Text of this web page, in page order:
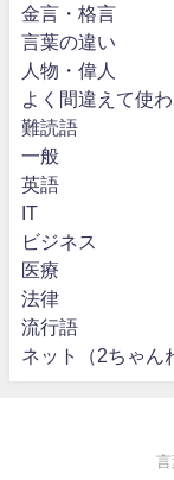
金言・格言
言葉の違い
人物・偉人
よく間違えて使
難読語
一般
英語
IT
ビジネス
医療
法律
流行語
ネット（2ちゃん
言